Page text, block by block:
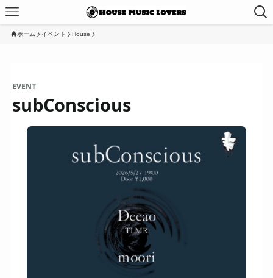
ホーム イベント House
EVENT
subConscious